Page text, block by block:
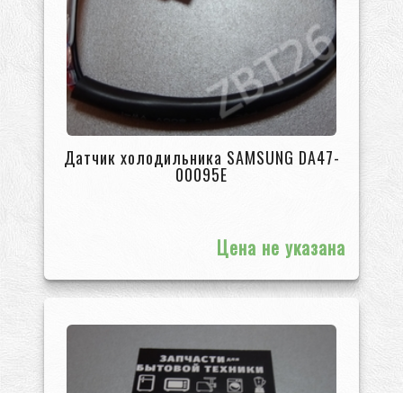
Датчик холодильника SAMSUNG DA47-
00095E
Цена не указана